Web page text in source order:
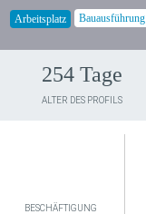
Arbeitsplatz Bauausführung
254 Tage
ALTER DES PROFILS
BESCHÄFTIGUNG